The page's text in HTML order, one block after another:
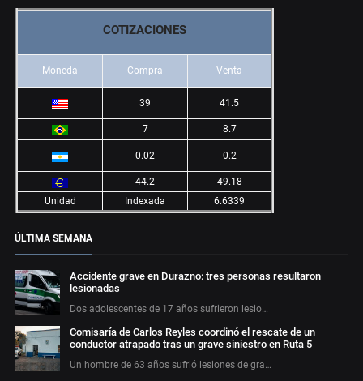
COTIZACIONES
Moneda Compra Venta
39 41.5
7 8.7
0.02 0.2
44.2
49.18
Unidad
Indexada 6.6339
ÚLTIMA SEMANA
Accidente grave en Durazno: tres personas resultaron
lesionadas
Dos adolescentes de 17 años sufrieron lesio…
Comisaría de Carlos Reyles coordinó el rescate de un
conductor atrapado tras un grave siniestro en Ruta 5
Un hombre de 63 años sufrió lesiones de gra…